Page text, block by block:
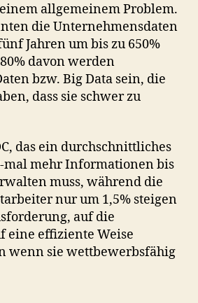
allgemeinem Problem.
die Unternehmensdaten
Jahren um bis zu 650%
davon werden
bzw. Big Data sein, die
dass sie schwer zu
das ein durchschnittliches
mal mehr Informationen bis
muss, während die
nur um 1,5% steigen
auf die
eine effiziente Weise
wenn sie wettbewerbsfähig